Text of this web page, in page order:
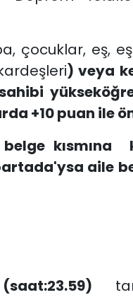
çocuklar, eş,
) veya
+10 puan ile
kısmına
aile